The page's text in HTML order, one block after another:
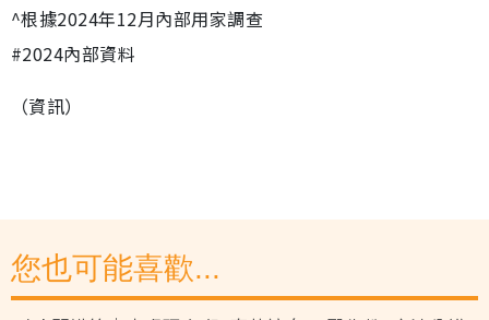
^根據2024年12月內部用家調查
#2024內部資料
（資訊）
您也可能喜歡...